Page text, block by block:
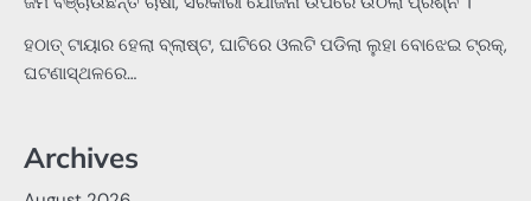
ହଠାତ୍‌ ଟାୟାର ହେଲା ବ୍ଲାଷ୍ଟ, ଘାଟିରେ ଓଲଟି ପଡିଲା ଲୁହା ବୋଝେଇ ଟ୍ରକ୍‌,
ଘଟଣାସ୍ଥଳରେ…
Archives